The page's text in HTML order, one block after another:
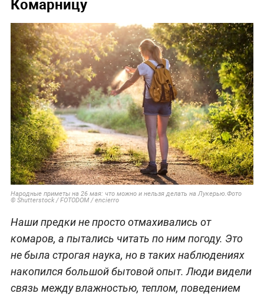
Комарницу
Народные приметы на 26 мая: что можно и нельзя делать на Лукерью.Фото
© Shutterstock / FOTODOM / encierro
Наши предки не просто отмахивались от
комаров, а пытались читать по ним погоду. Это
не была строгая наука, но в таких наблюдениях
накопился большой бытовой опыт. Люди видели
связь между влажностью, теплом, поведением